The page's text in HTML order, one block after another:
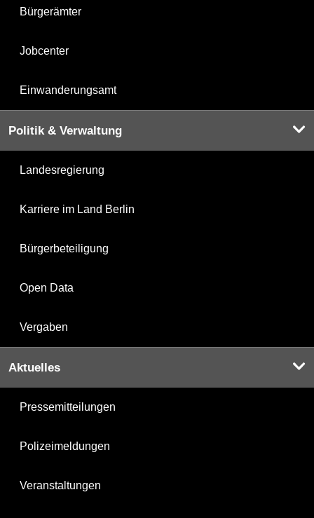
Bürgerämter
Jobcenter
Einwanderungsamt
Politik & Verwaltung
Landesregierung
Karriere im Land Berlin
Bürgerbeteiligung
Open Data
Vergaben
Aktuelles
Pressemitteilungen
Polizeimeldungen
Veranstaltungen